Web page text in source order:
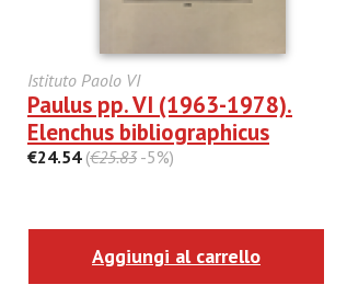
Istituto Paolo VI
Paulus pp. VI (1963-1978).
Elenchus bibliographicus
€24.54 (€25.83 -5%)
Aggiungi al carrello